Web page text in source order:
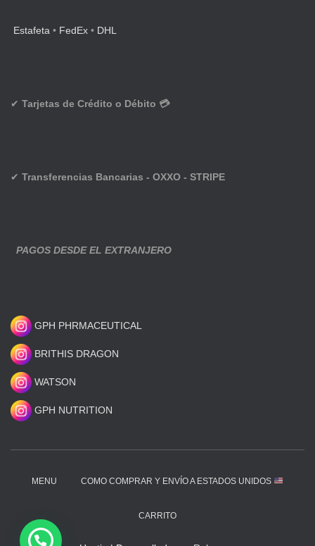
Estafeta • FedEx • DHL
✔ Tarjetas de Crédito o Débito 💳
✔ Transferencias Bancarias - OXXO - STRIPE
PAGOS DESDE EL EXTRANJERO
GPH PHRMACEUTICAL
BRITHIS DRAGON
WATSON
GPH NUTRITION
MENU COMO COMPRAR Y ENVÍO A ESTADOS UNIDOS
CARRITO